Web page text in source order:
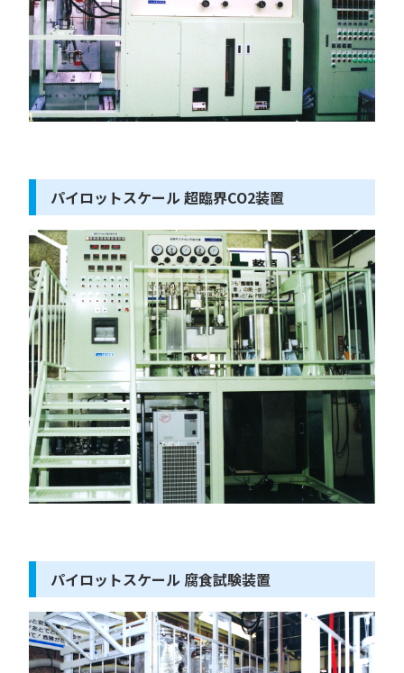
パイロットスケール 超臨界CO2装置
パイロットスケール 腐食試験装置